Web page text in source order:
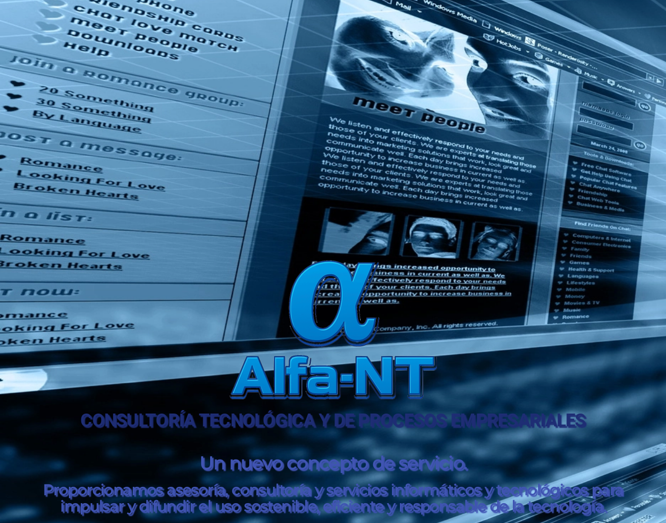
CONSULTORÍA TECNOLÓGICA Y DE PROCESOS EMPRESARIALES
Un nuevo concepto de servicio.
Proporcionamos asesoría, consultoría y servicios informáticos y tecnológicos para
impulsar y difundir el uso sostenible, eficiente y responsable de la tecnología.